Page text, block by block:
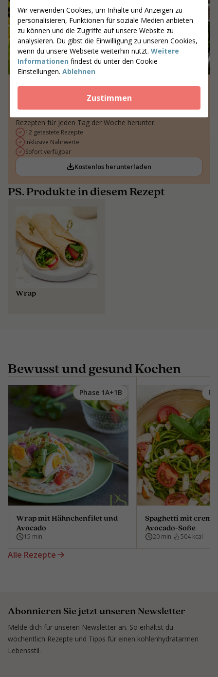
Wir verwenden Cookies, um Inhalte und Anzeigen zu
personalisieren, Funktionen für soziale Medien anbieten
zu können und die Zugriffe auf unsere Website zu
analysieren. Du gibst die Einwilligung zu unseren Cookies,
wenn du unsere Webseite weiterhin nutzt. Weitere
Informationen findest du unter den Cookie
Einstellungen. Ablehnen
Zustimmen
PS. Produkte in diesem Rezept
Wrap
12 kohlenhydratarme Rezepte
Möchtest du mehr leckere, kohlenhydratarme Rezepte?
Lade unsere kostenlose Broschüre mit 12 inspirierenden
Rezepten für jeden Tag der Woche herunter.
12 getestete Rezepte
Inklusive Nährwerte
Sofort verfügbar
Kostenlos herunterladen
Bewusst und gesund Kochen
Phase 1A+1B
Wrap mit Hähnchenfilet und
Avocado
15 min.
Spaghetti mit
Avocado-Soße
20 min. 504 kcal
Alle Rezepte
Abonnieren Sie jetzt unseren Newsletter
Melde dich für unseren Newsletter an. So erhältst du
wöchentlich Rezepte und Tipps für einen kohlenhydratarmen
Lebensstil.